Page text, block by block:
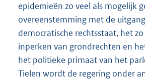
epidemieën zo veel als mogelijk
overeenstemming met de
democratische rechtsstaat, het
inperken van grondrechten en
het politieke primaat van het
Tielen wordt de regering onder